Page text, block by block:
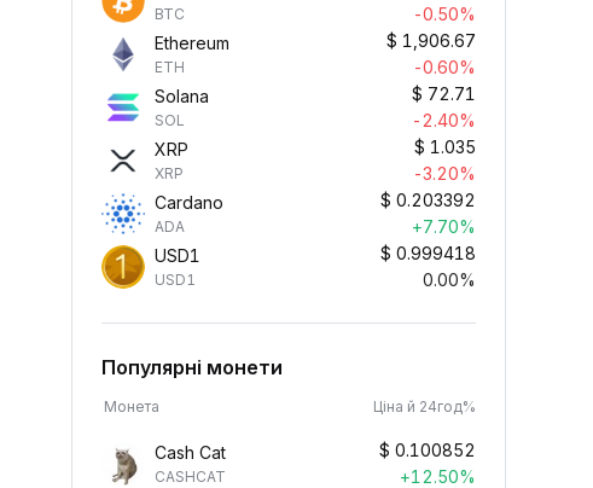
BTC
-0.50%
Ethereum
ETH
$ 1,906.67
-0.60%
Solana
SOL
$ 72.71
-2.40%
XRP
XRP
$ 1.035
-3.20%
Cardano
ADA
$ 0.203392
+7.70%
USD1
USD1
$ 0.999418
0.00%
Популярні монети
Монета Ціна й 24год%
Cash Cat
CASHCAT
$ 0.100852
+12.50%